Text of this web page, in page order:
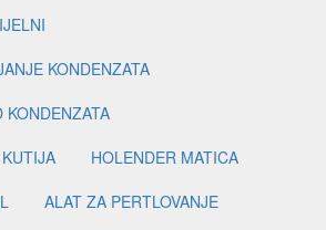
KONDENZATA
KONDENZATA
HOLENDER MATICA
ALAT ZA PERTLOVANJE